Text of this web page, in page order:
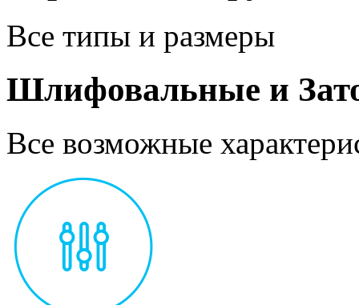
Все типы и размеры
Шлифовальные и
Все возможные